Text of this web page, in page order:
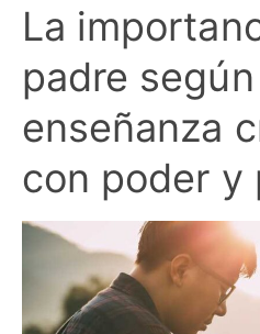
La
padre
enseñanza
con poder y